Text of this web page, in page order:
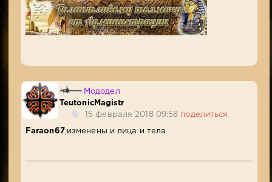
Мододел
TeutonicMagistr
15 февраля 2018 09:58 поделиться
Faraon67 ,изменены и лица и тела